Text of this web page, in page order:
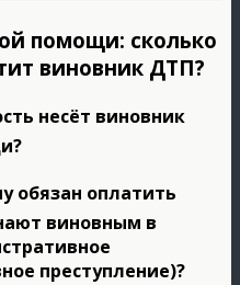
помощи: сколько
виновник ДТП?
несёт виновник
обязан оплатить
виновным в
преступление)?